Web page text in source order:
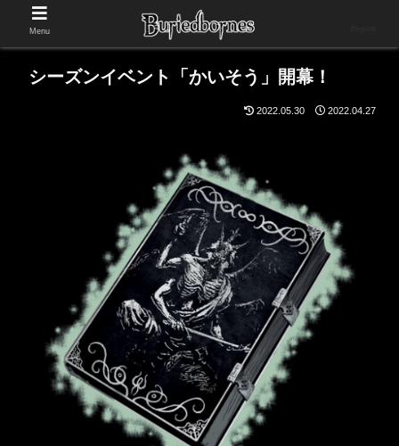
シーズンイベント「かいそう」開幕！
2022.05.30 2022.04.27
Menu